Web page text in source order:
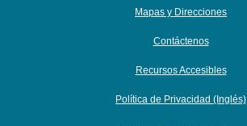
Mapas y Direcciones
Contáctenos
Recursos Accesibles
Política de Privacidad (Inglés)